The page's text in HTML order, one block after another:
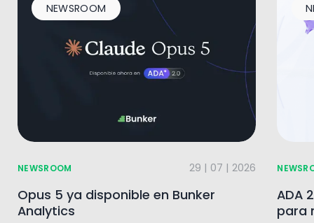
NEWSROOM
NEWSROOM 29 | 07 | 2026
Opus 5 ya disponible en Bunker
Analytics
ADA
para